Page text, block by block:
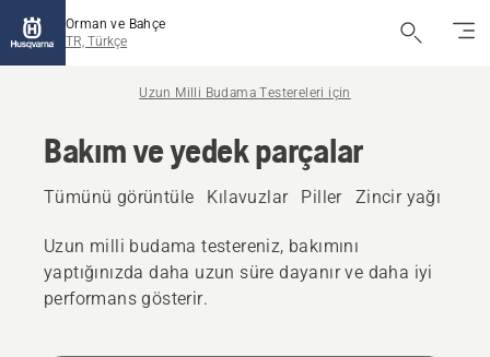
Orman ve Bahçe
TR, Türkçe
Uzun Milli Budama Testereleri için
Bakım ve yedek parçalar
Tümünü görüntüle Kılavuzlar Piller Zincir yağı
Uzun milli budama testereniz, bakımını
yaptığınızda daha uzun süre dayanır ve daha iyi
performans gösterir.